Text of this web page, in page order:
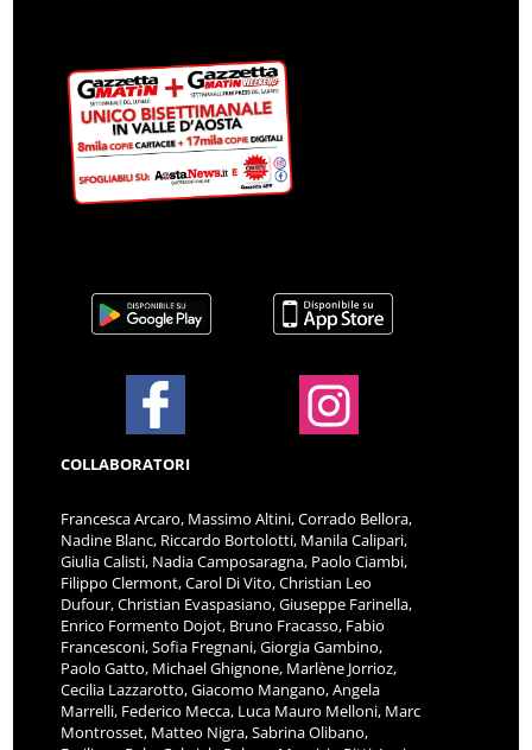
COLLABORATORI
Francesca Arcaro, Massimo Altini, Corrado Bellora,
Nadine Blanc, Riccardo Bortolotti, Manila Calipari,
Giulia Calisti, Nadia Camposaragna, Paolo Ciambi,
Filippo Clermont, Carol Di Vito, Christian Leo
Dufour, Christian Evaspasiano, Giuseppe Farinella,
Enrico Formento Dojot, Bruno Fracasso, Fabio
Francesconi, Sofia Fregnani, Giorgia Gambino,
Paolo Gatto, Michael Ghignone, Marlène Jorrioz,
Cecilia Lazzarotto, Giacomo Mangano, Angela
Marrelli, Federico Mecca, Luca Mauro Melloni, Marc
Montrosset, Matteo Nigra, Sabrina Olibano,